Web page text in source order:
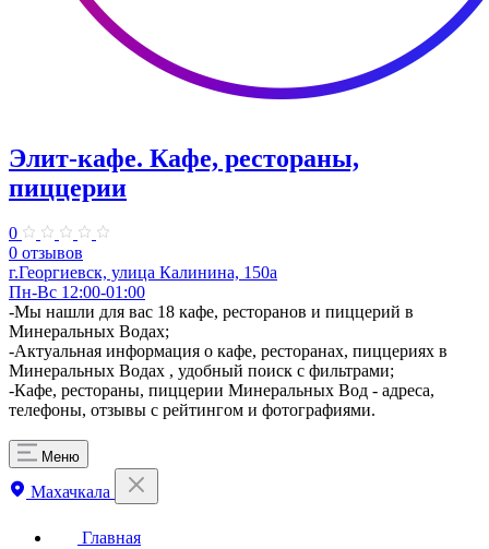
Элит-кафе. Кафе, рестораны,
пиццерии
0
0 отзывов
г.Георгиевск, улица Калинина, 150а
Пн-Вс 12:00-01:00
-Мы нашли для вас 18 кафе, ресторанов и пиццерий в
Минеральных Водах;
-Актуальная информация о кафе, ресторанах, пиццериях в
Минеральных Водах , удобный поиск с фильтрами;
-Кафе, рестораны, пиццерии Минеральных Вод - адреса,
телефоны, отзывы с рейтингом и фотографиями.
Меню
Махачкала
Главная